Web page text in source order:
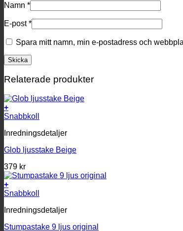
Namn *
E-post*
Spara mitt namn, min e-postadress och
Relaterade produkter
+
Snabbkoll
Inredningsdetaljer
Glob ljusstake Beige
379 kr
+
Snabbkoll
Inredningsdetaljer
Stumpastake 9 ljus original